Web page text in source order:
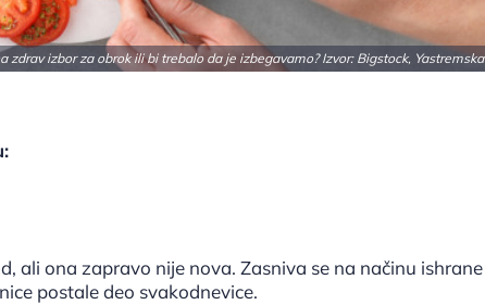
zdrav izbor za obrok ili bi trebalo da je izbegavamo? Izvor: Bigstock, Yastremska
ali ona zapravo nije nova. Zasniva se na načinu ishrane
postale deo svakodnevice.